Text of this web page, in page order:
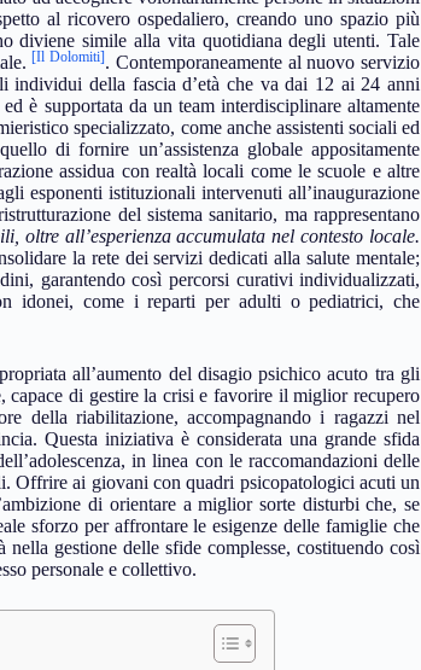
al ricovero ospedaliero, creando uno spazio più
diviene simile alla vita quotidiana degli utenti. Tale
[Il Dolomiti]. Contemporaneamente al nuovo servizio
individui della fascia d’età che va dai 12 ai 24 anni
è supportata da un team interdisciplinare altamente
specializzato, come anche assistenti sociali ed
di fornire un’assistenza globale appositamente
assidua con realtà locali come le scuole e altre
esponenti istituzionali intervenuti all’inaugurazione
del sistema sanitario, ma rappresentano
oltre all’esperienza accumulata nel contesto locale.
la rete dei servizi dedicati alla salute mentale;
garantendo così percorsi curativi individualizzati,
idonei, come i reparti per adulti o pediatrici, che
all’aumento del disagio psichico acuto tra gli
di gestire la crisi e favorire il miglior recupero
della riabilitazione, accompagnando i ragazzi nel
Questa iniziativa è considerata una grande sfida
in linea con le raccomandazioni delle
Offrire ai giovani con quadri psicopatologici acuti un
di orientare a miglior sorte disturbi che, se
sforzo per affrontare le esigenze delle famiglie che
gestione delle sfide complesse, costituendo così
personale e collettivo.